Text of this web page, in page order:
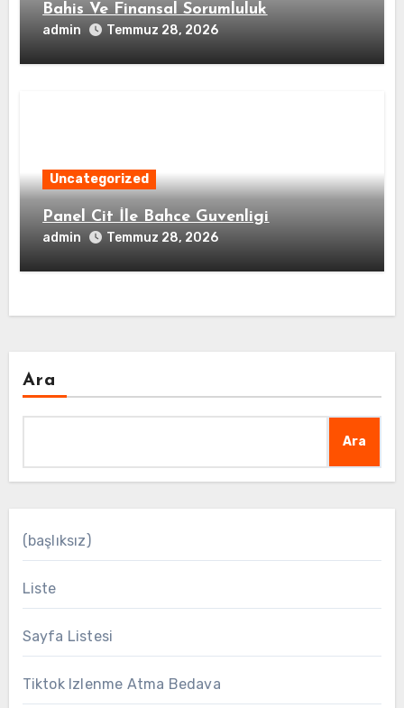
Bahis Ve Finansal Sorumluluk
admin Temmuz 28, 2026
Uncategorized
Panel Cit İle Bahce Guvenligi
admin Temmuz 28, 2026
Ara
Ara
(başlıksız)
Liste
Sayfa Listesi
Tiktok Izlenme Atma Bedava